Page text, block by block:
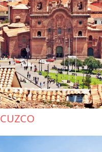
CUZCO